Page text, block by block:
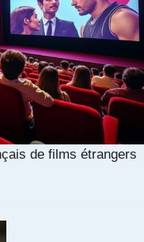
de films étrangers